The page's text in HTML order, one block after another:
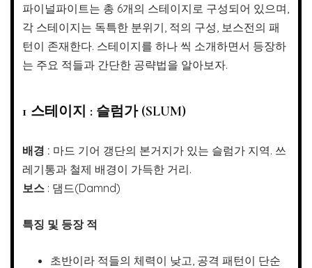
파이널파이트는 총 6개의 스테이지로 구성되어 있으며,
각 스테이지는 독특한 분위기, 적의 구성, 보스전의 패
턴이 존재한다. 스테이지를 하나 씩 소개하면서 등장하
는 주요 적들과 간단한 공략법을 알아보자.
1 스테이지 : 슬럼가 (SLUM)
배경 : 마드 기어 갱단의 본거지가 있는 슬럼가 지역. 쓰
레기통과 철제 배경이 가득한 거리.
보스 : 댐드(Damnd)
특징 및 등장 적
초반이라 적들의 체력이 낮고, 공격 패턴이 단순